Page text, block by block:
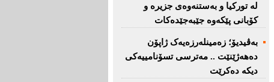
لە تورکیا و بەستنەوەی جزیرە و
کۆبانی پێکەوە جێبەجێدەکات
بەڤیدیۆ؛ زەمینلەرزەیەک ژاپۆن
دەهەژێنێت .. مەترسی تسۆنامییەکی
دیکە دەکرێت